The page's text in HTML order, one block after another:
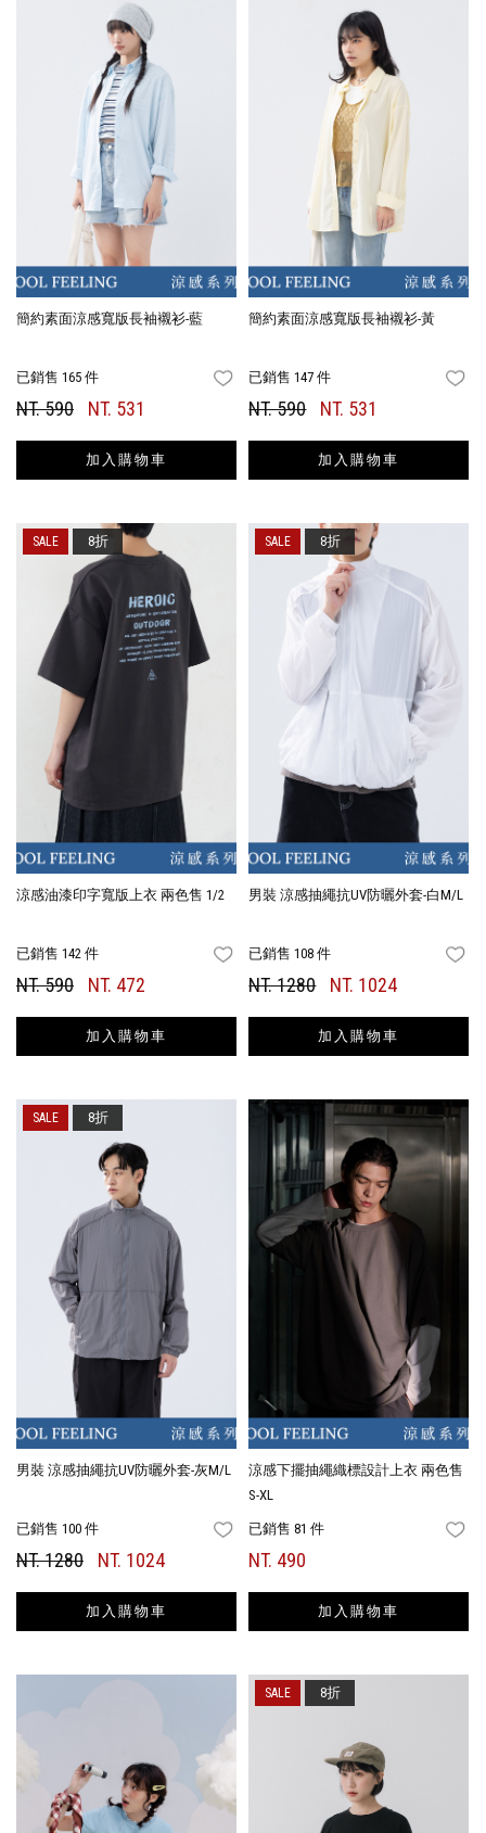
簡約素面涼感寬版長袖襯衫-藍
已銷售 165 件 FAVORITES
NT. 590 NT. 531
加入購物車
簡約素面涼感寬版長袖襯衫-黃
已銷售 147 件
NT. 590 NT. 531
加入購物車
涼感油漆印字寬版上衣 兩色售 1/2
已銷售 142 件 FAVORITES
NT. 590 NT. 472
加入購物車
8折
男裝 涼感抽繩抗UV防曬外套-白M/L
已銷售 108 件
NT. 1280 NT. 1024
加入購物車
8折
男裝 涼感抽繩抗UV防曬外套-灰M/L
已銷售 100 件 FAVORITES
NT. 1280 NT. 1024
加入購物車
8折
涼感下擺抽繩織標設計上衣 兩色售
S-XL
已銷售 81 件
NT. 490
加入購物車
8折